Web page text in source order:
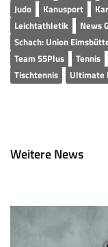
Judo
Kanusport
Leichtathletik
News
Schach: Union
Team 55Plus
Tennis
Tischtennis
Ultimate
Weitere News